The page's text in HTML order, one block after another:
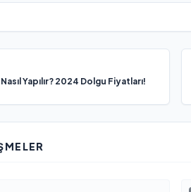
Yapılır? 2024 Dolgu Fiyatları!